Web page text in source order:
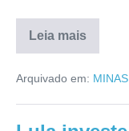
Leia mais
Arquivado em: